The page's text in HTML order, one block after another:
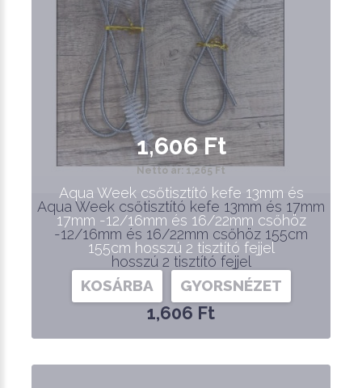
Aqua Week csőtisztító kefe 13mm és 17mm
-12/16mm és 16/22mm csőhöz 155cm
hosszú 2 tisztító fejjel
1,606 Ft
1,606 Ft
Nettó ár: 1,265 Ft
Aqua Week csőtisztító kefe 13mm és
17mm -12/16mm és 16/22mm csőhöz
155cm hosszú 2 tisztító fejjel
KOSÁRBA GYORSNÉZET